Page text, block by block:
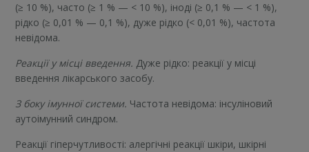
(≥ 10 %), часто (≥ 1 % — < 10 %), іноді (≥ 0,1 % — < 1 %),
рідко (≥ 0,01 % — 0,1 %), дуже рідко (< 0,01 %), частота
невідома.
Реакції у місці введення. Дуже рідко: реакції у місці
введення лікарського засобу.
З боку імунної системи. Частота невідома: інсуліновий
аутоімунний синдром.
Реакції гіперчутливості: алергічні реакції шкіри, шкірні